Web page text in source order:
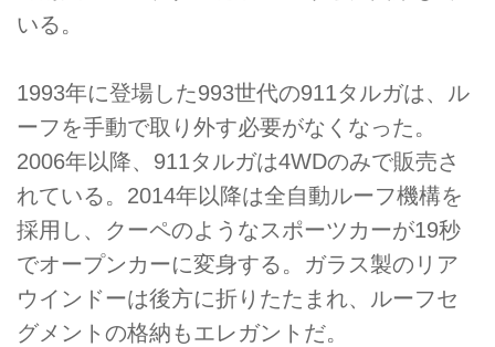
いる。
1993年に登場した993世代の911タルガは、ル
ーフを手動で取り外す必要がなくなった。
2006年以降、911タルガは4WDのみで販売さ
れている。2014年以降は全自動ルーフ機構を
採用し、クーペのようなスポーツカーが19秒
でオープンカーに変身する。ガラス製のリア
ウインドーは後方に折りたたまれ、ルーフセ
グメントの格納もエレガントだ。